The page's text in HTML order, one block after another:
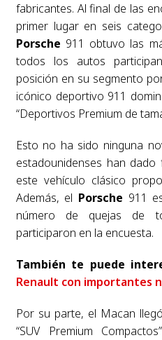
fabricantes. Al final de las
primer lugar en seis
Porsche 911 obtuvo las
todos los autos
posición en su segmento
icónico deportivo 911
“Deportivos Premium de
Esto no ha sido ninguna
estadounidenses han
este vehículo clásico
Además, el Porsche 911
número de quejas de
participaron en la encuesta.
También te puede
Renault con importantes
Por su parte, el Macan
“SUV Premium